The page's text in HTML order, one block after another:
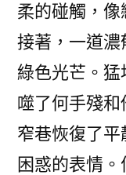
柔的碰觸，
接著，一道
綠色光芒。
噬了何手殘和
窄巷恢復了
困惑的表情。